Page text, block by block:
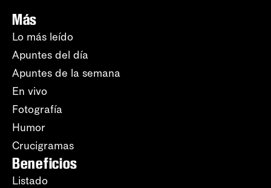
Más
Lo más leído
Apuntes del día
Apuntes de la semana
En vivo
Fotografía
Humor
Crucigramas
Beneficios
Listado